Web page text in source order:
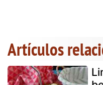
Artículos